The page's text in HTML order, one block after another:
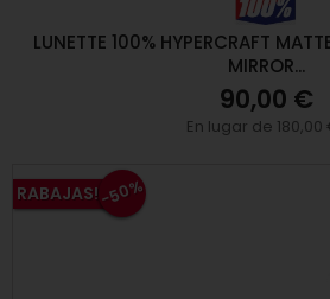
LUNETTE 100% HYPERCRAFT
MIRROR...
90,00 €
En lugar de 180,00
RABAJAS!-50%